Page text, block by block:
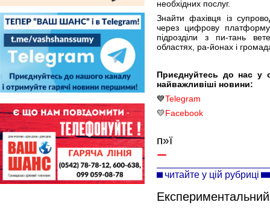
необхідних послуг.
Знайти фахівця із
через цифрову
підрозділи з пи-тань
областях, ра-йонах і
Приєднуйтесь до нас у
найважливіші новини:
💙Telegram
💛Facebook
п»ї
читайте у цій рубриці